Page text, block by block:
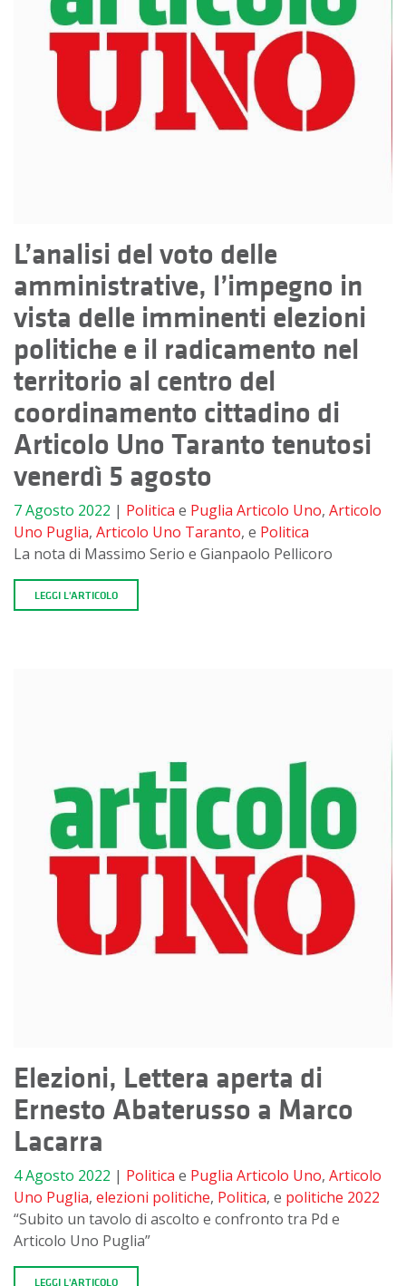
L’analisi del voto delle
amministrative, l’impegno in
vista delle imminenti elezioni
politiche e il radicamento nel
territorio al centro del
coordinamento cittadino di
Articolo Uno Taranto tenutosi
venerdì 5 agosto
7 Agosto 2022 | Politica e Puglia Articolo Uno, Articolo
Uno Puglia, Articolo Uno Taranto, e Politica
La nota di Massimo Serio e Gianpaolo Pellicoro
LEGGI L'ARTICOLO
Elezioni, Lettera aperta di
Ernesto Abaterusso a Marco
Lacarra
4 Agosto 2022 | Politica e Puglia Articolo Uno, Articolo
Uno Puglia, elezioni politiche, Politica, e politiche 2022
“Subito un tavolo di ascolto e confronto tra Pd e
Articolo Uno Puglia”
LEGGI L'ARTICOLO